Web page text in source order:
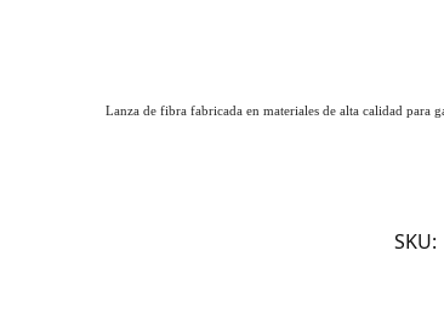
Lanza de fibra fabricada en materiales de alta calidad para
SKU: